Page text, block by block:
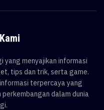
yang menyajikan informasi
tips dan trik, serta game.
terpercaya yang
dalam dunia